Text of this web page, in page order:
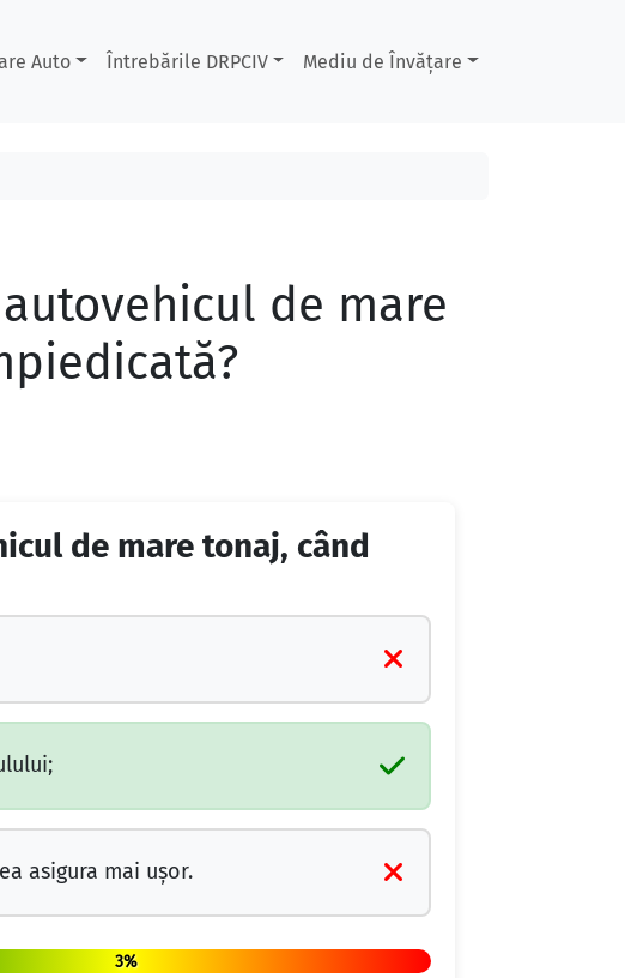
Auto Întrebările DRPCIV Mediu de Învățare
de mare
de mare tonaj, când
asigura mai uşor.
3%